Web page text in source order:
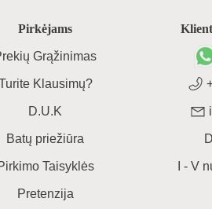
Pirkėjams
Grąžinimas
Klausimų?
D.U.K
Batų priežiūra
Taisyklės
Pretenzija
I - V